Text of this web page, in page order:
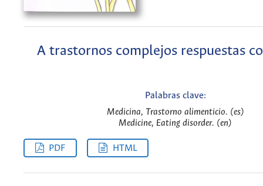
A trastornos complejos respuestas
Palabras clave:
Medicina, Trastorno alimenticio. (es)
Medicine, Eating disorder. (en)
PDF HTML